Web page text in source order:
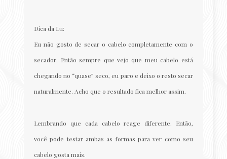
Dica da Lu:
Eu não gosto de secar o cabelo completamente com o
secador. Então sempre que vejo que meu cabelo está
chegando no “quase” seco, eu paro e deixo o resto secar
naturalmente. Acho que o resultado fica melhor assim.
Lembrando que cada cabelo reage diferente. Então,
você pode testar ambas as formas para ver como seu
cabelo gosta mais.